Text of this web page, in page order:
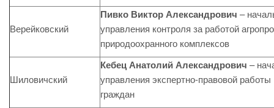
Верейковский
Пивко Виктор Александрович –
управления контроля за работой
природоохранного комплексов
Шиловичский
Кебец Анатолий Александрович –
управления экспертно-правовой
граждан